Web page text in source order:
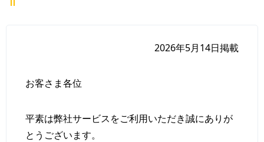
2026年5月14日掲載
お客さま各位
平素は弊社サービスをご利用いただき誠にありが
とうございます。